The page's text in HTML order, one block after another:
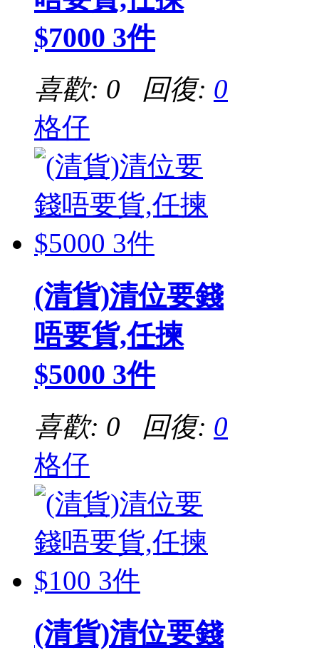
$7000 3件
喜歡: 0 回復: 0
格仔
(清貨)清位要錢
唔要貨,任揀
$5000 3件
喜歡: 0 回復: 0
格仔
(清貨)清位要錢